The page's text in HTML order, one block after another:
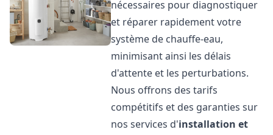
nécessaires pour diagnostiquer
et réparer rapidement votre
système de chauffe-eau,
minimisant ainsi les délais
d'attente et les perturbations.
Nous offrons des tarifs
compétitifs et des garanties sur
nos services d'installation et